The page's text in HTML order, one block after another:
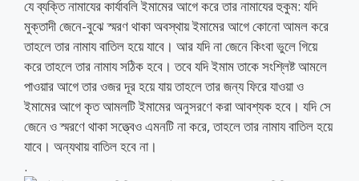
যে ব্যক্তি নামাযের কার্যাবলি ইমামের আগে করে তার নামাযের হুকুম: যদি
মুক্তাদী জেনে-বুঝে স্মরণ থাকা অবস্থায় ইমামের আগে কোনো আমল করে
তাহলে তার নামায বাতিল হয়ে যাবে। আর যদি না জেনে কিংবা ভুলে গিয়ে
করে তাহলে তার নামায সঠিক হবে। তবে যদি ইমাম তাকে সংশ্লিষ্ট আমলে
পাওয়ার আগে তার ওজর দূর হয়ে যায় তাহলে তার জন্য ফিরে যাওয়া ও
ইমামের আগে কৃত আমলটি ইমামের অনুসরণে করা আবশ্যক হবে। যদি সে
জেনে ও স্মরণে থাকা সত্ত্বেও এমনটি না করে, তাহলে তার নামায বাতিল হয়ে
যাবে। অন্যথায় বাতিল হবে না।
.